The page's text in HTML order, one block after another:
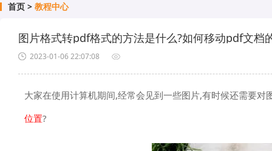
首页 > 教程中心
图片格式转pdf格式的方法是什么?如何移动pdf文档
2023-01-06 22:07:08
大家在使用计算机期间,经常会见到一些图片,有时候还需要
位置?